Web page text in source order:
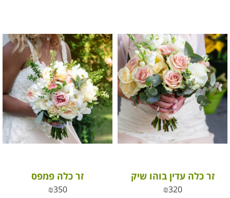
זר כלה עדין בוהו שיק
₪320
זר כלה פמפס
₪350